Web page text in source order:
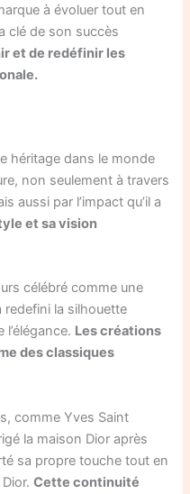
à évoluer tout en
clé de son succès
et de redéfinir les
héritage dans le monde
non seulement à travers
aussi par l’impact qu’il a
et sa vision
célébré comme une
redefini la silhouette
Les créations
des classiques
comme Yves Saint
la maison Dior après
sa propre touche tout en
Dior.Cette continuité